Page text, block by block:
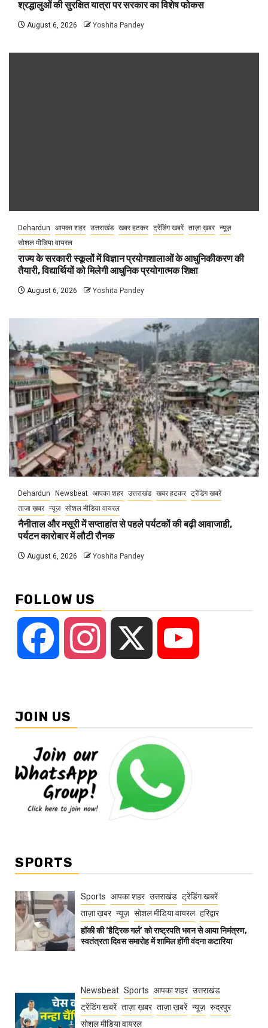
श्रद्धालुओं की सुरक्षित यात्रा पर सरकार का विशेष फोकस
August 6, 2026 Yoshita Pandey
Dehardun आपका शहर उत्तराखंड खबर हटकर ट्रेंडिंग खबरें ताज़ा ख़बर न्यूज़
सोशल मीडिया वायरल
राज्य के सरकारी स्कूलों में विज्ञान प्रयोगशालाओं के आधुनिकीकरण की
तैयारी, विद्यार्थियों को मिलेगी आधुनिक प्रयोगात्मक शिक्षा
August 6, 2026 Yoshita Pandey
Dehardun Newsbeat आपका शहर उत्तराखंड खबर हटकर ट्रेंडिंग खबरें
ताज़ा ख़बर न्यूज़ सोशल मीडिया वायरल
नैनीताल और मसूरी में सप्ताहांत से पहले पर्यटकों की बढ़ी आवाजाही,
पर्यटन कारोबार में लौटी रौनक
August 6, 2026 Yoshita Pandey
FOLLOW US
Facebook Instagram
JOIN US
SPORTS
Sports आपका शहर उत्तराखंड ट्रेंडिंग खबरें
ताज़ा ख़बर न्यूज़ सोशल मीडिया वायरल हरिद्वार
हॉकी की ‘हैट्रिक गर्ल’ को राष्ट्रपति भवन से आया निमंत्रण,
स्वतंत्रता दिवस समारोह में शामिल होंगी वंदना कटारिया
Newsbeat Sports आपका शहर उत्तराखंड
ट्रेंडिंग खबरें ताज़ा ख़बर ताज़ा ख़बरें न्यूज़ रुद्रपुर
सोशल मीडिया वायरल